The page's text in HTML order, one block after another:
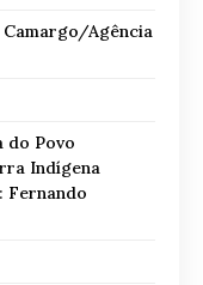
Agência
do Povo
Indígena
Fernando